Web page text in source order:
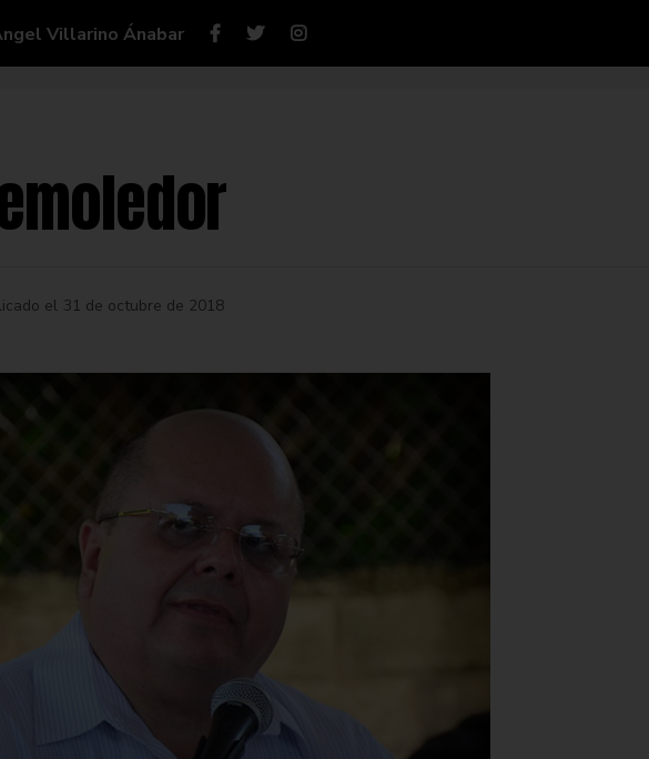
Villarino Ánabar
el 31 de octubre de 2018